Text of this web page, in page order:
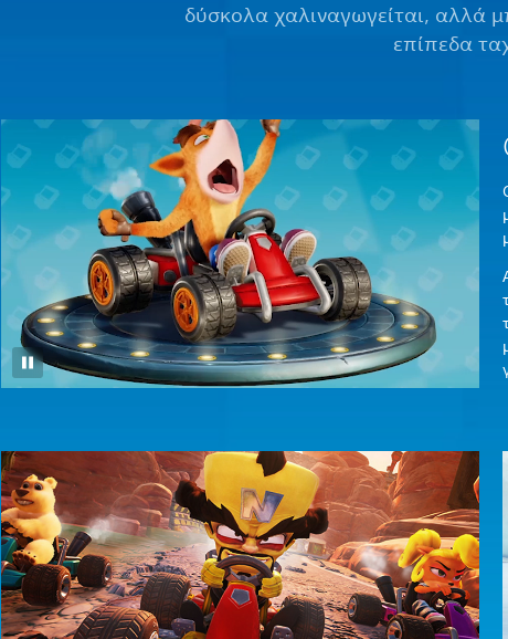
δύσκολα χαλιναγωγείται, αλλά
επίπεδα